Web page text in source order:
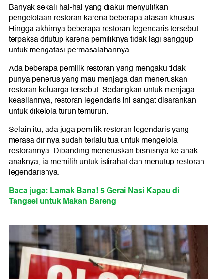
Banyak sekali hal-hal yang diakui menyulitkan
pengelolaan restoran karena beberapa alasan khusus.
Hingga akhirnya beberapa restoran legendaris tersebut
terpaksa ditutup karena pemiliknya tidak lagi sanggup
untuk mengatasi permasalahannya.
Ada beberapa pemilik restoran yang mengaku tidak
punya penerus yang mau menjaga dan meneruskan
restoran keluarga tersebut. Sedangkan untuk menjaga
keasliannya, restoran legendaris ini sangat disarankan
untuk dikelola turun temurun.
Selain itu, ada juga pemilik restoran legendaris yang
merasa dirinya sudah terlalu tua untuk mengelola
restorannya. Dibanding meneruskan bisnisnya ke anak-
anaknya, ia memilih untuk istirahat dan menutup restoran
legendarisnya.
Baca juga: Lamak Bana! 5 Gerai Nasi Kapau di
Tangsel untuk Makan Bareng